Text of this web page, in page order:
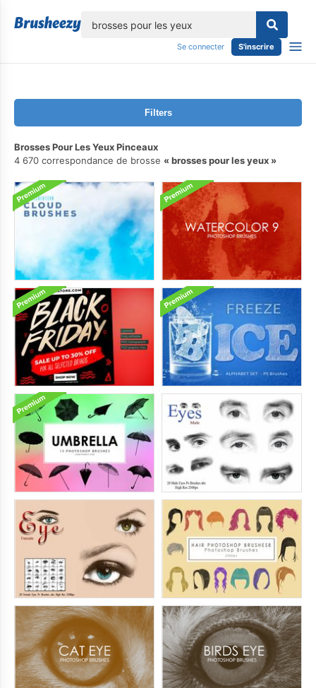
Se connecter S'inscrire
Filters
Brosses Pour Les Yeux Pinceaux
4 670 correspondance de brosse
brosses pour les yeux